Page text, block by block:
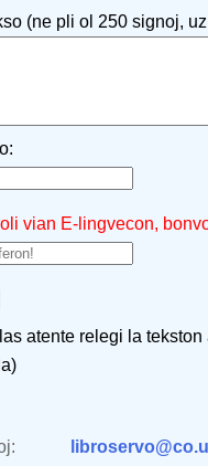
(ne pli ol 250 signoj,
vian E-lingvecon,
atente relegi la